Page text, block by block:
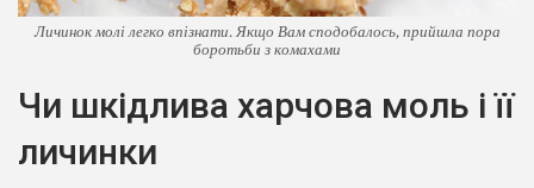
Личинок молі легко впізнати. Якщо Вам сподобалось, прийшла пора
боротьби з комахами
Чи шкідлива харчова моль і її
личинки